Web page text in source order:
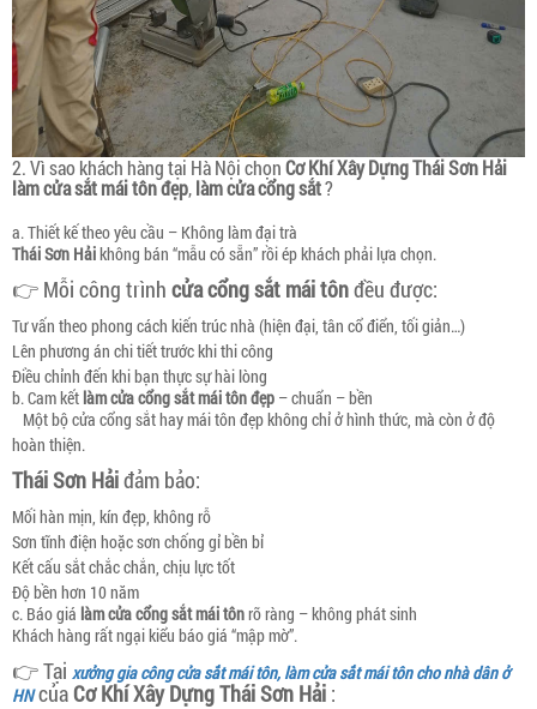
2. Vì sao khách hàng tại Hà Nội chọnCơ Khí Xây Dựng Thái Sơn Hải
làm cửa sắt mái tôn đẹp,làm cửa cổng sắt?
a. Thiết kế theo yêu cầu – Không làm đại trà
Thái Sơn Hảikhông bán “mẫu có sẵn” rồi ép khách phải lựa chọn.
👉 Mỗi công trình cửa cổng sắt mái tônđều được:
Tư vấn theo phong cách kiến trúc nhà (hiện đại, tân cổ điển, tối giản…)
Lên phương án chi tiết trước khi thi công
Điều chỉnh đến khi bạn thực sự hài lòng
b. Cam kết làm cửa cổng sắt mái tôn đẹp – chuẩn – bền
Một bộ cửa cổng sắt hay mái tôn đẹp không chỉ ở hình thức, mà còn ở độ
hoàn thiện.
Thái Sơn Hảiđảm bảo:
Mối hàn mịn, kín đẹp, không rỗ
Sơn tĩnh điện hoặc sơn chống gỉ bền bỉ
Kết cấu sắt chắc chắn, chịu lực tốt
Độ bền hơn 10 năm
c. Báo giá làm cửa cổng sắt mái tônrõ ràng – không phát sinh
Khách hàng rất ngại kiểu báo giá “mập mờ”.
👉 Tại xưởng gia công cửa sắt mái tôn, làm cửa sắt mái tôn cho nhà dân ở
HNcủaCơ Khí Xây Dựng Thái Sơn Hải :